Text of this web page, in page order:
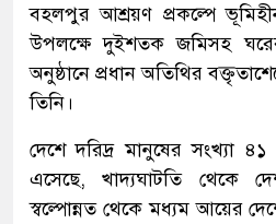
বহলপুর আশ্রয়ণ প্রকল্পে
উপলক্ষে দুইশতক জমিসহ ঘরের
অনুষ্ঠানে প্রধান অতিথির
তিনি।
দেশে দরিদ্র মানুষের সংখ্যা
এসেছে, খাদ্যঘাটতি থেকে
স্বল্পোন্নত থেকে মধ্যম আয়ের